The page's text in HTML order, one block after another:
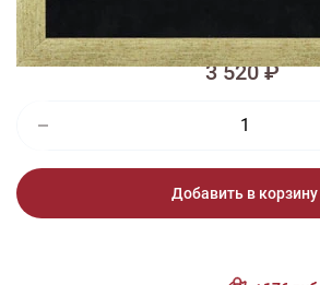
3 520 ₽
Добавить в корзину